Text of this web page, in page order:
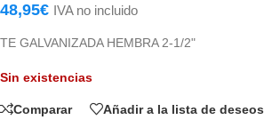
48,95€ IVA no incluido
TE GALVANIZADA HEMBRA 2-1/2"
Sin existencias
Comparar Añadir a la lista de deseos